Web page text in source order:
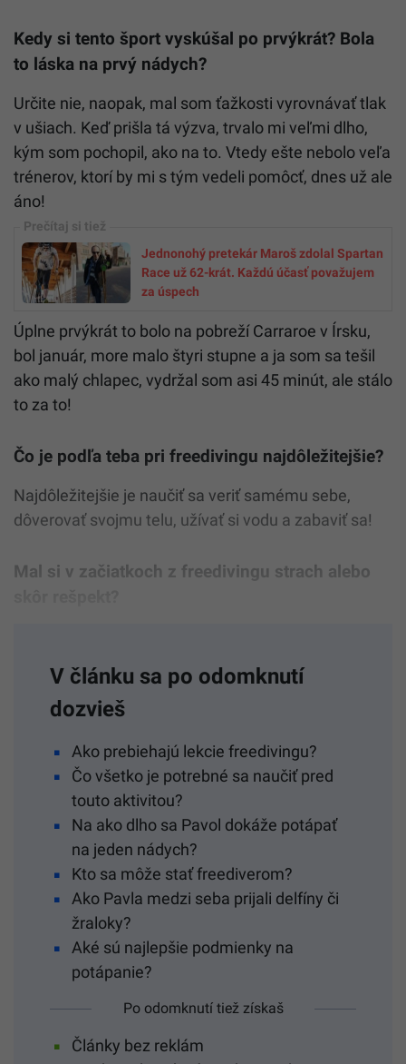
Kedy si tento šport vyskúšal po prvýkrát? Bola
to láska na prvý nádych?
Určite nie, naopak, mal som ťažkosti vyrovnávať tlak
v ušiach. Keď prišla tá výzva, trvalo mi veľmi dlho,
kým som pochopil, ako na to. Vtedy ešte nebolo veľa
trénerov, ktorí by mi s tým vedeli pomôcť, dnes už ale
áno!
Jednonohý pretekár Maroš zdolal Spartan
Race už 62-krát. Každú účasť považujem
za úspech
Úplne prvýkrát to bolo na pobreží Carraroe v Írsku,
bol január, more malo štyri stupne a ja som sa tešil
ako malý chlapec, vydržal som asi 45 minút, ale stálo
to za to!
Čo je podľa teba pri freedivingu najdôležitejšie?
Najdôležitejšie je naučiť sa veriť samému sebe,
dôverovať svojmu telu, užívať si vodu a zabaviť sa!
Mal si v začiatkoch z freedivingu strach alebo
V článku sa po odomknutí
dozvieš
Ako prebiehajú lekcie freedivingu?
Čo všetko je potrebné sa naučiť pred
touto aktivitou?
Na ako dlho sa Pavol dokáže potápať
na jeden nádych?
Kto sa môže stať freediverom?
Ako Pavla medzi seba prijali delfíny či
žraloky?
Aké sú najlepšie podmienky na
potápanie?
Po odomknutí tiež získaš
Články bez reklám